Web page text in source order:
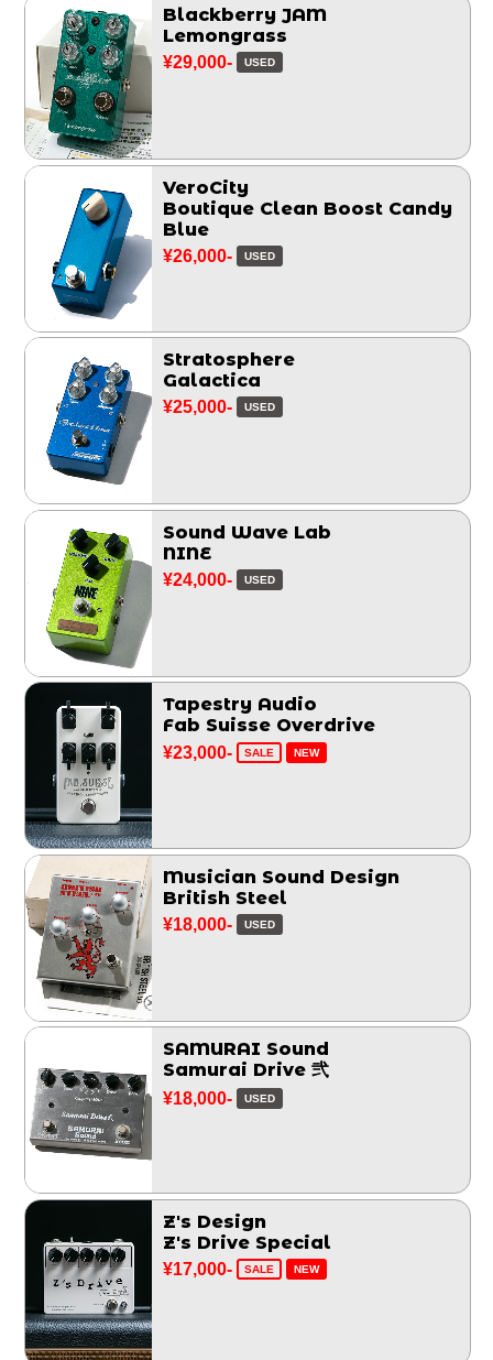
Blackberry JAM
Lemongrass
¥29,000- USED
VeroCity
Boutique Clean Boost Candy
Blue
¥26,000- USED
Stratosphere
Galactica
¥25,000- USED
Sound Wave Lab
NINE
¥24,000- USED
Tapestry Audio
Fab Suisse Overdrive
¥23,000- SALE NEW
Musician Sound Design
British Steel
¥18,000- USED
SAMURAI Sound
Samurai Drive 弐
¥18,000- USED
Z's Design
Z's Drive Special
¥17,000- SALE NEW